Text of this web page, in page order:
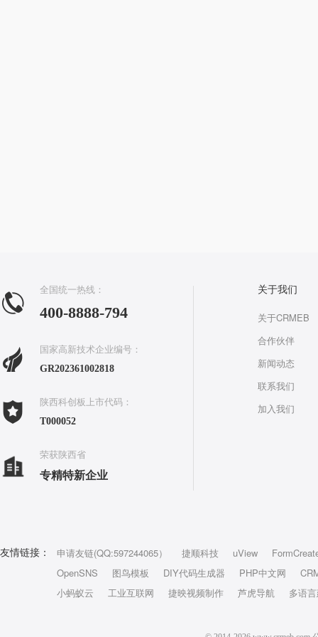
全国统一热线：
400-8888-794
国家高新技术企业编号：
GR202361002818
陕西科创板上市代码：
T000052
荣获陕西省
专精特新企业
关于我们
关于CRMEB
合作伙伴
新闻动态
联系我们
加入我们
友情链接： 申请友链(QQ:597244065） 捷顺科技 uView
OpenSNS
图鸟模板 DIY代码生成器 PHP中文网
小蚂蚁云
工业互联网 捷映视频制作 芦虎导航 多语